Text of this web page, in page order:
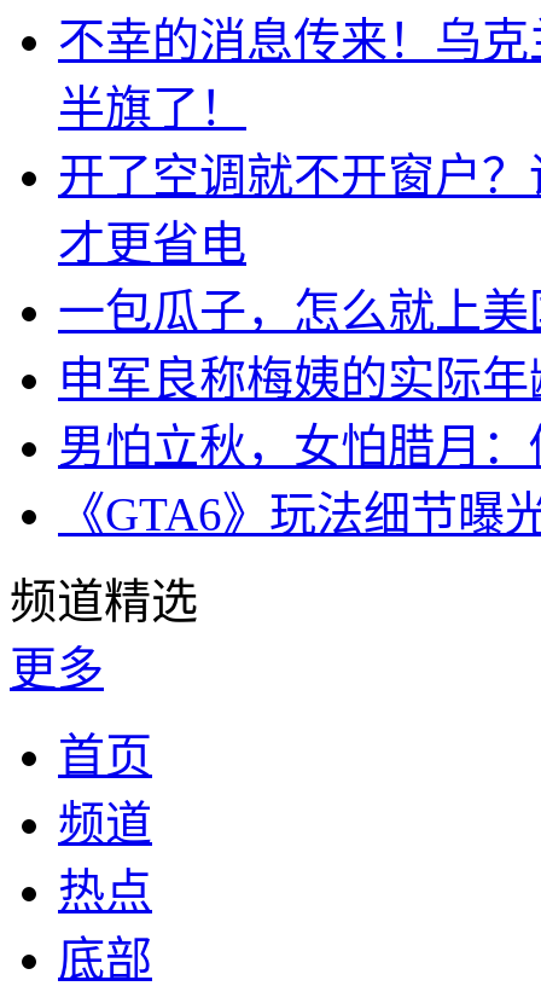
不幸的消息传来！乌
半旗了！
开了空调就不开窗户
才更省电
一包瓜子，怎么就上
申军良称梅姨的实际
男怕立秋，女怕腊月
《GTA6》玩法细节
频道精选
更多
首页
频道
热点
底部